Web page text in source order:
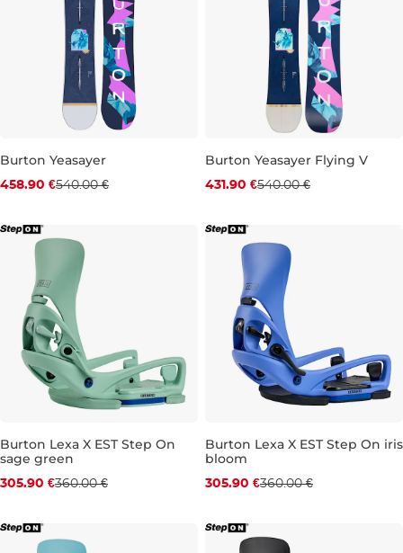
Zľava -15 %
148
Burton Yeasayer
458.90 €540.00 € Zľava -20 %
148
Burton Yeasayer Flying V
431.90 €540.00 €
Zľava -15 %
Burton Lexa X EST Step On
sage green
305.90 €360.00 €
Zľava -15 %
Burton Lexa X EST Step On iris
bloom
305.90 €360.00 €